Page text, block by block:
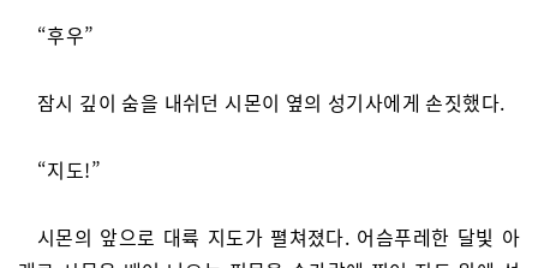
“후우”
잠시 깊이 숨을 내쉬던 시몬이 옆의 성기사에게 손짓했다.
“지도!”
시몬의 앞으로 대륙 지도가 펼쳐졌다. 어슴푸레한 달빛 아